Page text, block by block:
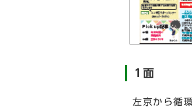
1面
左京から循